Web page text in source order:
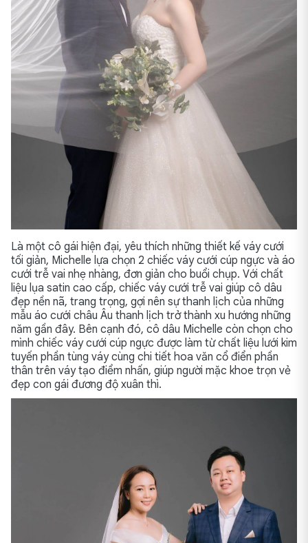
Là một cô gái hiện đại, yêu thích những thiết kế váy cưới
tối giản, Michelle lựa chọn 2 chiếc váy cưới cúp ngực và áo
cưới trễ vai nhẹ nhàng, đơn giản cho buổi chụp. Với chất
liệu lụa satin cao cấp, chiếc váy cưới trễ vai giúp cô dâu
đẹp nền nã, trang trọng, gợi nên sự thanh lịch của những
mẫu áo cưới châu Âu thanh lịch trở thành xu hướng những
năm gần đây. Bên cạnh đó, cô dâu Michelle còn chọn cho
mình chiếc váy cưới cúp ngực được làm từ chất liệu lưới kim
tuyến phần tùng váy cùng chi tiết hoa văn cổ điển phần
thân trên váy tạo điểm nhấn, giúp người mặc khoe trọn vẻ
đẹp con gái đương độ xuân thì.